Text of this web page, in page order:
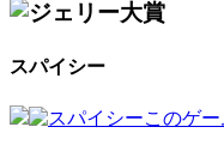
スパイシー
このゲ